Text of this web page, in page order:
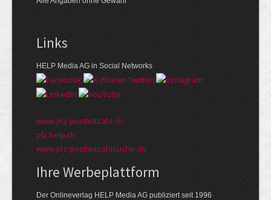
Links
HELP Media AG in Social Networks
www.plz-postleitzahl.ch
plz.help.ch
www.plz-postleitzahlsuche.de
Ihre Werbeplattform
Der Onlineverlag HELP Media AG publiziert seit 1996